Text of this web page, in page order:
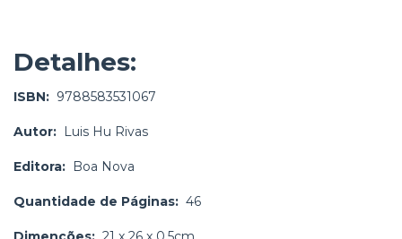
Detalhes:
ISBN: 9788583531067
Autor: Luis Hu Rivas
Editora: Boa Nova
Quantidade de Páginas: 46